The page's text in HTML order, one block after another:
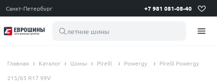
Санкт-Петербург +7 981 081-08-40
летние шины 195 65
Главная Каталог Шины Pirelli Powergy
Pirelli Powergy
215/65 R17 99V